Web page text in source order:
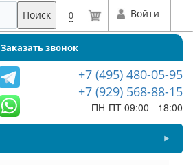
Поиск 0 Войти
Заказать звонок
+7 (495) 480-05-95
+7 (929) 568-88-15
ПН-ПТ 09:00 - 18:00